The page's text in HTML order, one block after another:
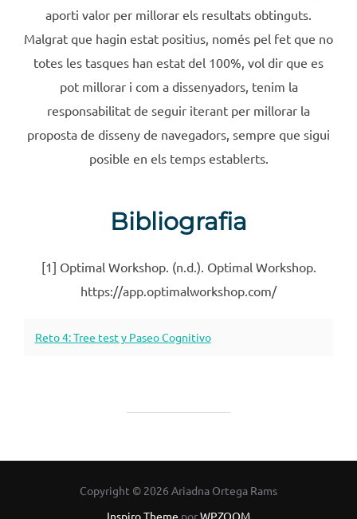
aporti valor per millorar els resultats obtinguts.
Malgrat que hagin estat positius, només pel fet que no
totes les tasques han estat del 100%, vol dir que es
pot millorar i com a dissenyadors, tenim la
responsabilitat de seguir iterant per millorar la
proposta de disseny de navegadors, sempre que sigui
posible en els temps establerts.
Bibliografia
[1] Optimal Workshop. (n.d.). Optimal Workshop.
https://app.optimalworkshop.com/
Reto 4: Tree test y Paseo Cognitivo
Copyright © 2026 Ariadna Ortega Rams
Inspiro Theme porWPZOOM